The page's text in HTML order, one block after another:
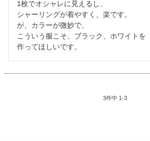
1枚でオシャレに見えるし、
シャーリングが着やすく、楽です。
が、カラーが微妙で、
こういう服こそ、ブラック、ホワイトを
作ってほしいです。
3件中 1-3